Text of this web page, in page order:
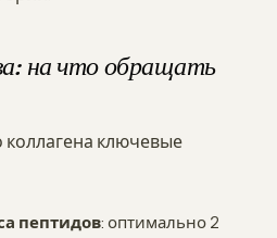
на что обращать
ключевые
пептидов: оптимально 2